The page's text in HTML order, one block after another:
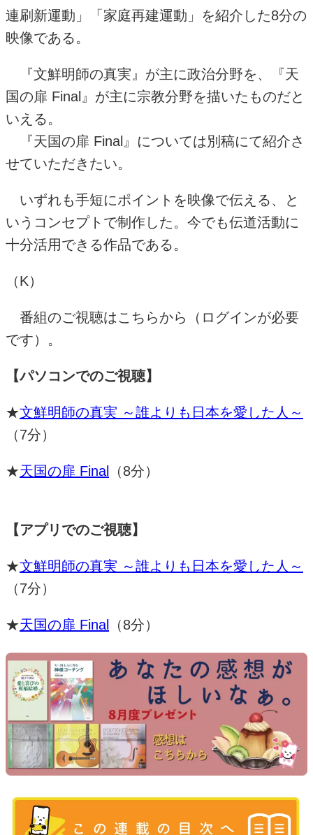
連刷新運動」「家庭再建運動」を紹介した8分の
映像である。
『文鮮明師の真実』が主に政治分野を、『天
国の扉 Final 』が主に宗教分野を描いたものだと
いえる。
『天国の扉 Final 』については別稿にて紹介さ
せていただきたい。
いずれも手短にポイントを映像で伝える、と
いうコンセプトで制作した。今でも伝道活動に
十分活用できる作品である。
（K）
番組のご視聴はこちらから（ログインが必要
です）。
【パソコンでのご視聴】
★文鮮明師の真実 ～誰よりも日本を愛した人～
（7分）
★天国の扉 Final （8分）
【アプリでのご視聴】
★文鮮明師の真実 ～誰よりも日本を愛した人～
（7分）
★天国の扉 Final （8分）